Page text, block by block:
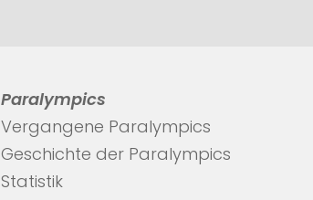
Paralympics
Vergangene Paralympics
Geschichte der Paralympics
Statistik